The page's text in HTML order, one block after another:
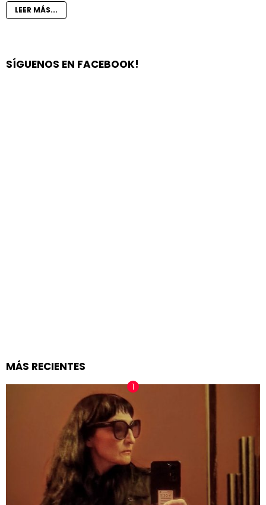
LEER MÁS...
SÍGUENOS EN FACEBOOK!
MÁS RECIENTES